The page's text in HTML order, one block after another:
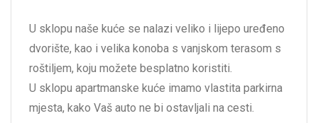
U sklopu naše kuće se nalazi veliko i lijepo uređeno
dvorište, kao i velika konoba s vanjskom terasom s
roštiljem, koju možete besplatno koristiti.
U sklopu apartmanske kuće imamo vlastita parkirna
mjesta, kako Vaš auto ne bi ostavljali na cesti.